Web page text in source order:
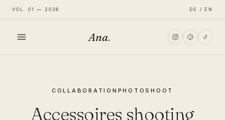
VOL. 01 — 2026 DE / EN
Ana.
COLLABORATION PHOTOSHOOT
Accessoires shooting